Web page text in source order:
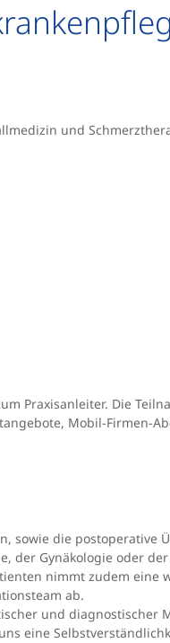
und
Praxisanleiter. Die
Mobil-Firmen-
sowie die postoperative
der Gynäkologie oder
nimmt zudem
ab.
und diagnostischer
eine